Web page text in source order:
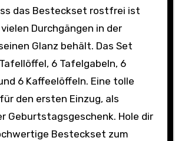
das Besteckset rostfrei ist
Durchgängen in der
Glanz behält. Das Set
6 Tafelgabeln, 6
6 Kaffeelöffeln. Eine tolle
den ersten Einzug, als
Geburtstagsgeschenk. Hole dir
Besteckset zum